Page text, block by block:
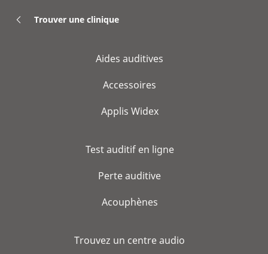
Trouver une clinique
Aides auditives
Accessoires
Applis Widex
Test auditif en ligne
Perte auditive
Acouphènes
Trouvez un centre audio